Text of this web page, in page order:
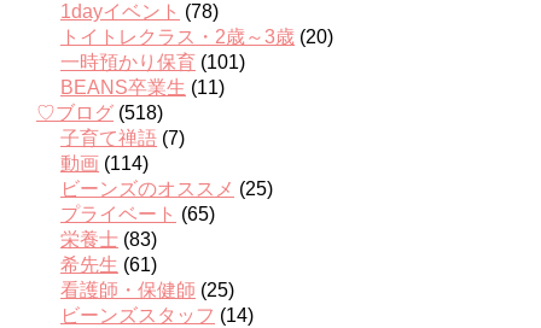
1dayイベント (78)
トイトレクラス・2歳～3歳 (20)
一時預かり保育 (101)
BEANS卒業生 (11)
♡ブログ (518)
子育て禅語 (7)
動画 (114)
ビーンズのオススメ (25)
プライベート (65)
栄養士 (83)
希先生 (61)
看護師・保健師 (25)
ビーンズスタッフ (14)